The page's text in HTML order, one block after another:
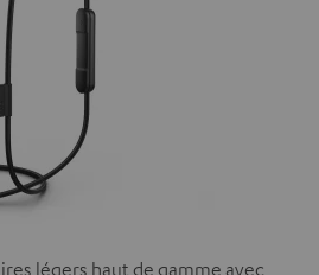
légers haut de gamme avec